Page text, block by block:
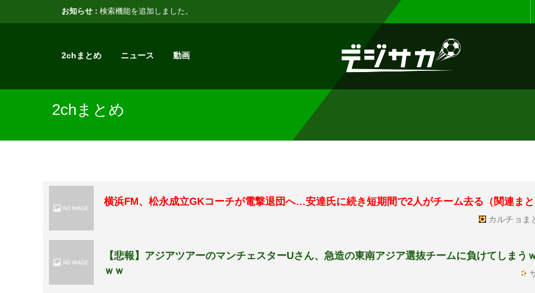
お知らせ : 検索機能を追加しました。 表示設定機能を追加しまし
2chまとめ ニュース 動画
2chまとめ
横浜FM、松永成立GKコーチが電撃退団へ…安達氏に続き短期間で2人がチーム去る（関連まと
カルチョま
【悲報】アジアツアーのマンチェスターUさん、急造の東南アジア選抜チームに負けてしまう
ｗｗ